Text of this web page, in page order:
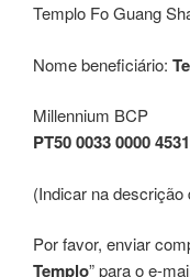
Templo Fo Guang
Nome beneficiário:
Millennium BCP
PT50 0033 0000
(Indicar na descrição
Por favor, enviar
Templo” para o e-